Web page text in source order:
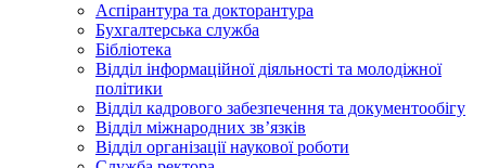
Аспірантура та докторантура
Бухгалтерська служба
Бібліотека
Відділ інформаційної діяльності та молодіжної
політики
Відділ кадрового забезпечення та документообігу
Відділ міжнародних зв’язків
Відділ організації наукової роботи